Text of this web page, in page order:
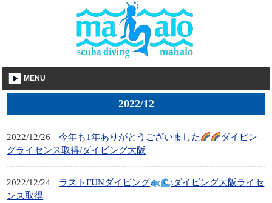
MENU
2022/12
2022/12/26 今年も1年ありがとうございました
ダイビン
グライセンス取得/ダイビング大阪
2022/12/24 ラストFUNダイビング
\ダイビング大阪ライセ
ンス取得